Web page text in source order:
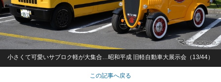
小さくて可愛いサブロク軽が大集合…昭和平成 旧軽自動車大展示会（13/44）
この記事へ戻る